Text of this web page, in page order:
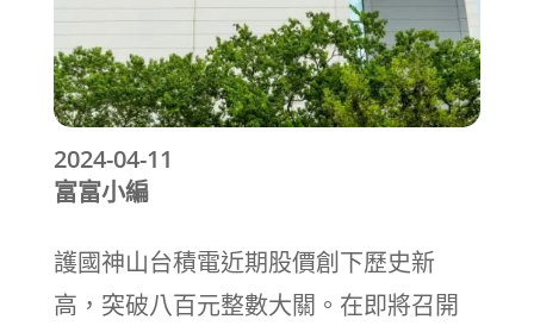
2024-04-11
富富小編
護國神山台積電近期股價創下歷史新
高，突破八百元整數大關。在即將召開